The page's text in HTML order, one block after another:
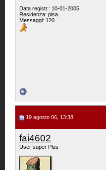
Data registr.: 10-01-2005
Residenza: pisa
Messaggi: 120
19 agosto 06, 13:38
fai4602
User super Plus